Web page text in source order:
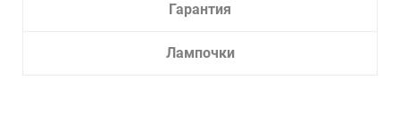
Гарантия
Лампочки